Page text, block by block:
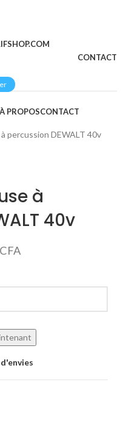
CONTACT
À PROPOSCONTACT
percussion DEWALT 40v
à
40v
CFA